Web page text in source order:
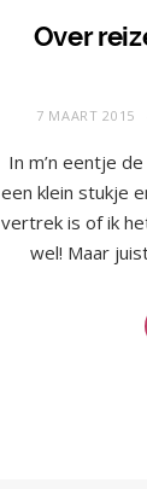
Over
7 MAART 2015
In m’n eentje
een klein stukje
vertrek is of ik
wel! Maar